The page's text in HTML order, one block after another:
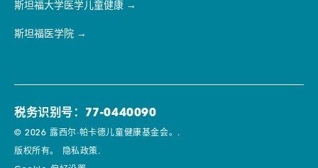
斯坦福大学医学儿童健康
斯坦福医学院
税务识别号：77-0440090
© 2026 露西尔·帕卡德儿童健康基金会。.
版权所有。 隐私政策.